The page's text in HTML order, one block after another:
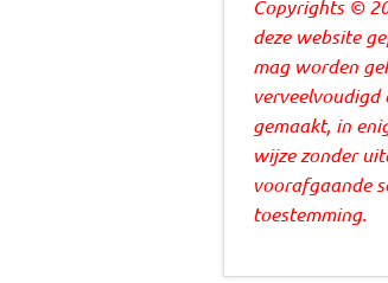
Copyrights ©
deze website
mag worden
gemaakt, in
wijze zonder
voorafgaande
toestemming.